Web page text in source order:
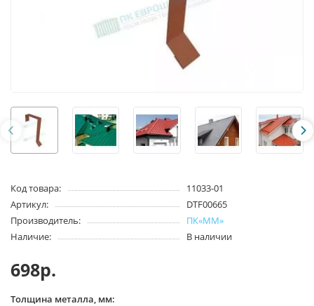
Код товара:
11033-01
Артикул:
DTF00665
Производитель:
ПК«ММ»
Наличие:
В наличии
698р.
Толщина металла, мм: